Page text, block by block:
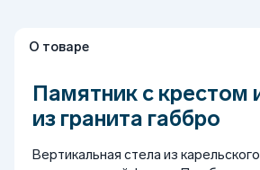
О товаре
Памятник с крестом
из гранита габбро
Вертикальная стела из